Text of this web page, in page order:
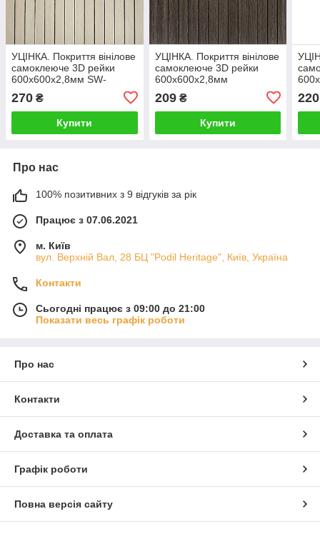
УЦІНКА. Покриття вінілове
самоклеюче 3D рейки
600х600х2,8мм SW-
270 ₴
Купити
УЦІНКА. Покриття вінілове
самоклеюче 3D рейки
600х600х2,8мм
00002962
209₴
Купити
220
Про нас
100% позитивних з 9 відгуків за рік
Працює з 07.06.2021
м. Київ
вул. Верхній Вал, 28 БЦ "Podil Heritage", Київ, Україна
Контакти
Сьогодні працює з 09:00 до 21:00
Показати весь графік роботи
Про нас
Контакти
Доставка та оплата
Графік роботи
Повна версія сайту